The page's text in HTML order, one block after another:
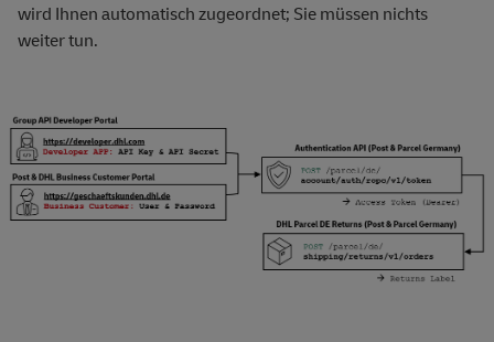
wird Ihnen automatisch zugeordnet; Sie müssen nichts
weiter tun.